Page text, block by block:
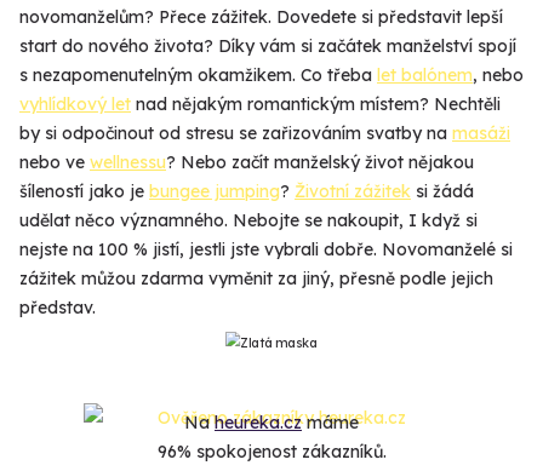
novomanželům? Přece zážitek. Dovedete si představit lepší
start do nového života? Díky vám si začátek manželství spojí
s nezapomenutelným okamžikem. Co třeba let balónem, nebo
vyhlídkový let nad nějakým romantickým místem? Nechtěli
by si odpočinout od stresu se zařizováním svatby na masáži
nebo ve wellnessu? Nebo začít manželský život nějakou
šíleností jako je bungee jumping? Životní zážitek si žádá
udělat něco významného. Nebojte se nakoupit, I když si
nejste na 100 % jistí, jestli jste vybrali dobře. Novomanželé si
zážitek můžou zdarma vyměnit za jiný, přesně podle jejich
představ.
Naheureka.czmáme
96% spokojenost zákazníků.